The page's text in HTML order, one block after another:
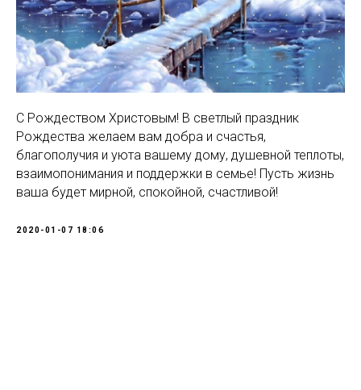
С Рождеством Христовым! В светлый праздник
Рождества желаем вам добра и счастья,
благополучия и уюта вашему дому, душевной теплоты,
взаимопонимания и поддержки в семье! Пусть жизнь
ваша будет мирной, спокойной, счастливой!
2020-01-07 18:06